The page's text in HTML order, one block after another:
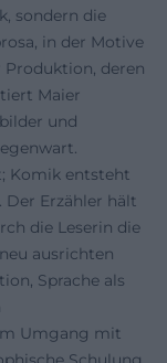
sondern die
in der Motive
deren
Maier
und
Komik entsteht
Der Erzähler hält
die Leserin die
ausrichten
Sprache als
Umgang mit